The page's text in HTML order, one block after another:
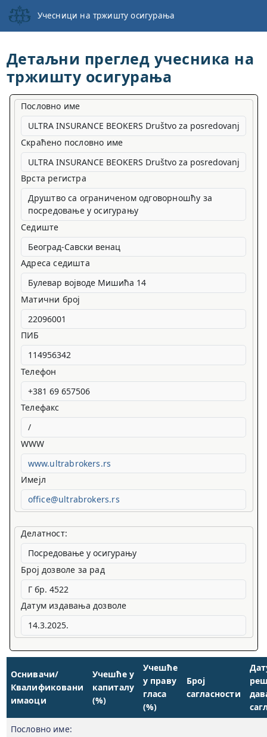
Учесници на тржишту осигурања
Детаљни преглед учесника на
тржишту осигурања
Пословно име
Скраћено пословно име
Врста регистра
Друштво са ограниченом одговорношћу за
посредовање у осигурању
Седиште
Адреса седишта
Матични број
ПИБ
Телефон
Телефакс
WWW
www.ultrabrokers.rs
Имејл
office@ultrabrokers.rs
Делатност:
Број дозволе за рад
Датум издавања дозволе
Оснивачи/
Квалификовани
имаоци
Учешће у
капиталу
(%)
Учешће
у праву
гласа
(%)
Број
сагласности
Пословно име: